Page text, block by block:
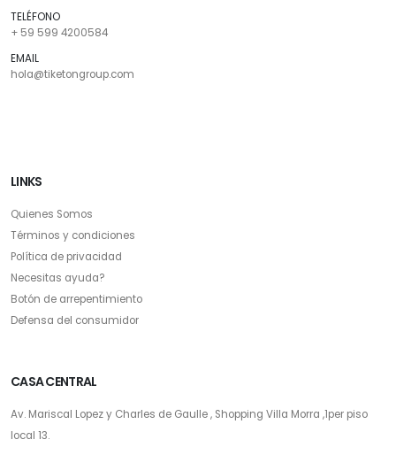
TELÉFONO
+ 59 599 4200584
EMAIL
hola@tiketongroup.com
LINKS
Quienes Somos
Términos y condiciones
Política de privacidad
Necesitas ayuda?
Botón de arrepentimiento
Defensa del consumidor
CASA CENTRAL
Av. Mariscal Lopez y Charles de Gaulle , Shopping Villa Morra ,1per piso
local 13.